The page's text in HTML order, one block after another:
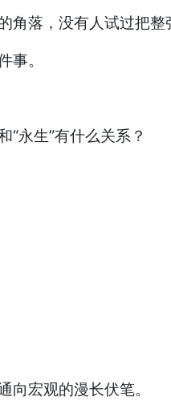
角落，没有人试过把整
事。
“永生”有什么关系？
向宏观的漫长伏笔。